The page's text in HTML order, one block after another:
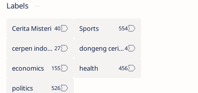
Labels
Cerita Misteri Sports
cerpen indonesia dongeng cerita legenda
economics health
politics